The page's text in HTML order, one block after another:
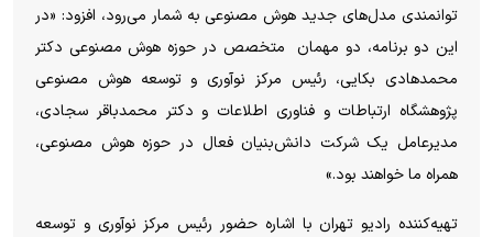
توانمندی مدل‌های جدید هوش مصنوعی به شمار می‌رود، افزود: «در
این دو برنامه، دو مهمان متخصص در حوزه هوش مصنوعی دکتر
محمدهادی بکایی، رئیس مرکز نوآوری و توسعه هوش مصنوعی
پژوهشگاه ارتباطات و فناوری اطلاعات و دکتر محمدباقر سجادی،
مدیرعامل یک شرکت دانش‌بنیان فعال در حوزه هوش مصنوعی،
همراه ما خواهند بود.»
تهیه‌کننده رادیو تهران با اشاره حضور رئیس مرکز نوآوری و توسعه